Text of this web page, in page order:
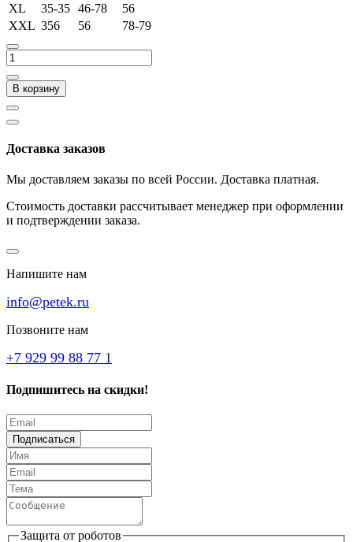
XL
35-35 46-78
56
XXL 356 56 78-79
В корзину
Доставка заказов
Мы доставляем заказы по всей России. Доставка платная.
Стоимость доставки рассчитывает менеджер при оформлении
и подтверждении заказа.
Напишите нам
info@petek.ru
Позвоните нам
+7 929 99 88 77 1
Подпишитесь на скидки!
Подписаться
Защита от роботов